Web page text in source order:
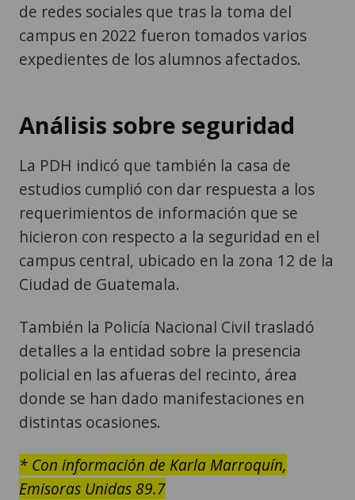
de redes sociales que tras la toma del
campus en 2022 fueron tomados varios
expedientes de los alumnos afectados.
Análisis sobre seguridad
La PDH indicó que también la casa de
estudios cumplió con dar respuesta a los
requerimientos de información que se
hicieron con respecto a la seguridad en el
campus central, ubicado en la zona 12 de la
Ciudad de Guatemala.
También la Policía Nacional Civil trasladó
detalles a la entidad sobre la presencia
policial en las afueras del recinto, área
donde se han dado manifestaciones en
distintas ocasiones.
* Con información de Karla Marroquín,
Emisoras Unidas 89.7